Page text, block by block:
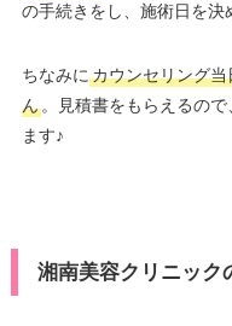
の手続きをし、施術日を決
ちなみに カウンセリング
ん。見積書をもらえるの
ます♪
湘南美容クリニック